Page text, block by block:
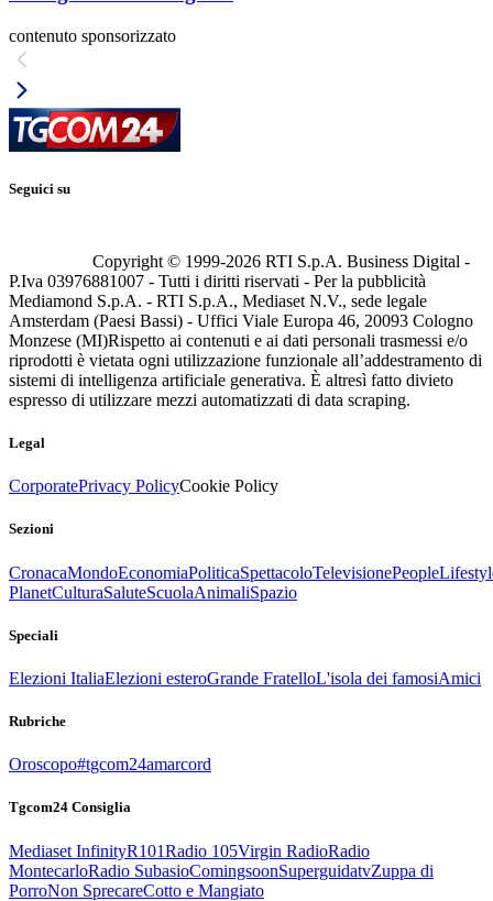
contenuto sponsorizzato
Seguici su
Copyright © 1999-2026 RTI S.p.A. Business Digital -
P.Iva 03976881007 - Tutti i diritti riservati - Per la pubblicità
Mediamond S.p.A. - RTI S.p.A., Mediaset N.V., sede legale
Amsterdam (Paesi Bassi) - Uffici Viale Europa 46, 20093 Cologno
Monzese (MI)Rispetto ai contenuti e ai dati personali trasmessi e/o
riprodotti è vietata ogni utilizzazione funzionale all’addestramento di
sistemi di intelligenza artificiale generativa. È altresì fatto divieto
espresso di utilizzare mezzi automatizzati di data scraping.
Legal
CorporatePrivacy PolicyCookie Policy
Sezioni
CronacaMondoEconomiaPoliticaSpettacoloTelevisionePeople
PlanetCulturaSaluteScuolaAnimaliSpazio
Speciali
Elezioni ItaliaElezioni esteroGrande FratelloL'isola dei famosiAmici
Rubriche
Oroscopo#tgcom24amarcord
Tgcom24 Consiglia
Mediaset InfinityR101Radio 105Virgin RadioRadio
MontecarloRadio SubasioComingsoonSuperguidatvZuppa di
PorroNon SprecareCotto e Mangiato